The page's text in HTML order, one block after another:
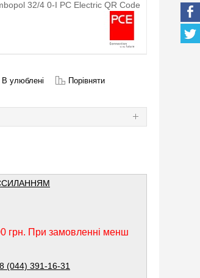
В улюблені Порівняти
грн. При замовленні менш
(044) 391-16-31